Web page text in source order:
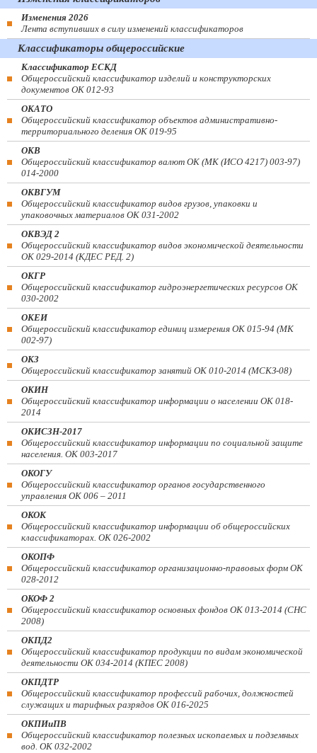
Изменения 2026
Лента вступивших в силу изменений классификаторов
Классификаторы общероссийские
Классификатор ЕСКД
Общероссийский классификатор изделий и конструкторских
документов ОК 012-93
ОКАТО
Общероссийский классификатор объектов административно-
территориального деления ОК 019-95
ОКВ
Общероссийский классификатор валют ОК (МК (ИСО 4217) 003-97)
014-2000
ОКВГУМ
Общероссийский классификатор видов грузов, упаковки и
упаковочных материалов ОК 031-2002
ОКВЭД 2
Общероссийский классификатор видов экономической деятельности
ОК 029-2014 (КДЕС РЕД. 2)
ОКГР
Общероссийский классификатор гидроэнергетических ресурсов ОК
030-2002
ОКЕИ
Общероссийский классификатор единиц измерения ОК 015-94 (МК
002-97)
ОКЗ
Общероссийский классификатор занятий ОК 010-2014 (МСКЗ-08)
ОКИН
Общероссийский классификатор информации о населении ОК 018-
2014
ОКИСЗН-2017
Общероссийский классификатор информации по социальной защите
населения. ОК 003-2017
ОКОГУ
Общероссийский классификатор органов государственного
управления ОК 006 – 2011
ОКОК
Общероссийский классификатор информации об общероссийских
классификаторах. ОК 026-2002
ОКОПФ
Общероссийский классификатор организационно-правовых форм ОК
028-2012
ОКОФ 2
Общероссийский классификатор основных фондов ОК 013-2014 (СНС
2008)
ОКПД2
Общероссийский классификатор продукции по видам экономической
деятельности ОК 034-2014 (КПЕС 2008)
ОКПДТР
Общероссийский классификатор профессий рабочих, должностей
служащих и тарифных разрядов ОК 016-2025
ОКПИиПВ
Общероссийский классификатор полезных ископаемых и подземных
вод. ОК 032-2002